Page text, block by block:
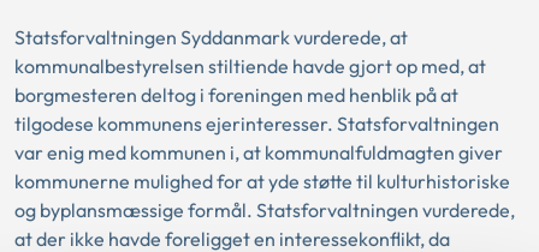
Statsforvaltningen Syddanmark vurderede, at
kommunalbestyrelsen stiltiende havde gjort op med, at
borgmesteren deltog i foreningen med henblik på at
tilgodese kommunens ejerinteresser. Statsforvaltningen
var enig med kommunen i, at kommunalfuldmagten giver
kommunerne mulighed for at yde støtte til kulturhistoriske
og byplansmæssige formål. Statsforvaltningen vurderede,
at der ikke havde foreligget en interessekonflikt, da